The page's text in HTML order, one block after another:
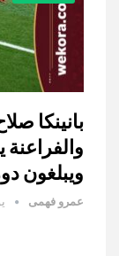
بانينكا
والفراعنة
ويبلغون دور
عمرو فهمى